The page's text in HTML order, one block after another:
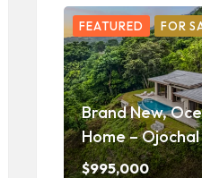
FEATURED FOR
Brand New,
Home – Ojochal
$995,000